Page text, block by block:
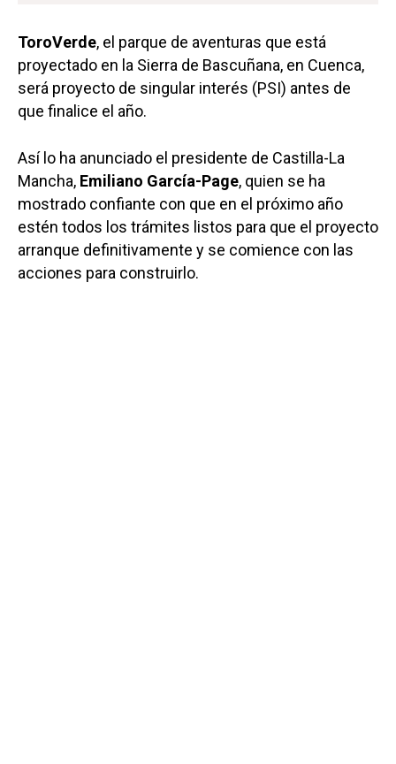
ToroVerde, el parque de aventuras que está
proyectado en la Sierra de Bascuñana, en Cuenca,
será proyecto de singular interés (PSI) antes de
que finalice el año.
Así lo ha anunciado el presidente de Castilla-La
Mancha, Emiliano García-Page, quien se ha
mostrado confiante con que en el próximo año
estén todos los trámites listos para que el proyecto
arranque definitivamente y se comience con las
acciones para construirlo.